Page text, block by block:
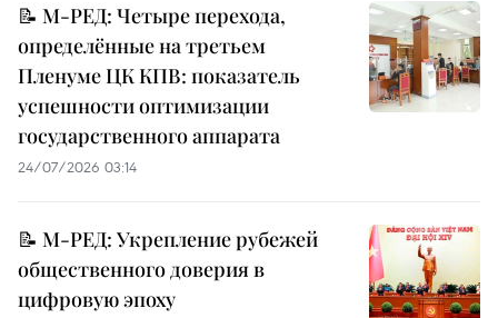
📝 М-РЕД: Четыре перехода,
определённые на третьем
Пленуме ЦК КПВ: показатель
успешности оптимизации
государственного аппарата
24/07/2026 03:14
📝 М-РЕД: Укрепление рубежей
общественного доверия в
цифровую эпоху